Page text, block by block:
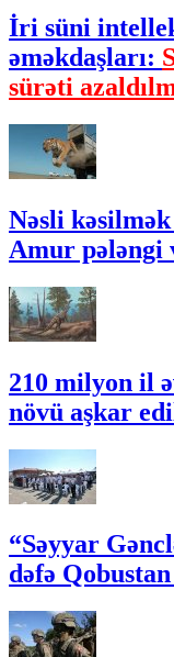
İri süni
əməkdaşları:
sürəti
Nəsli
Amur pələngi
210 milyon il
növü aşkar
“Səyyar
dəfə